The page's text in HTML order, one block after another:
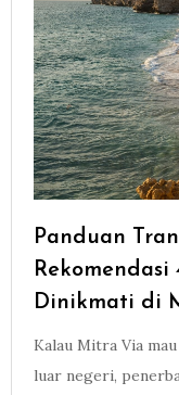
Panduan
Dinikmati di
Kalau Mitra Via
luar negeri,